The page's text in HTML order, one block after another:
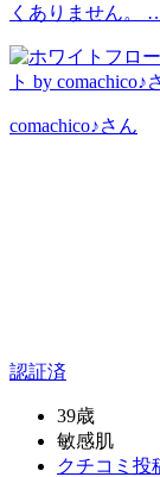
くありません。
comachico♪さん
認証済
39歳
敏感肌
クチコミ投